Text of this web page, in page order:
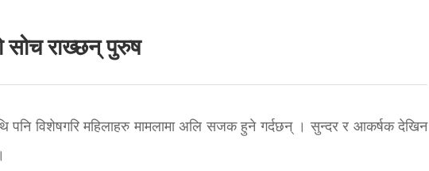
सोच राख्छन् पुरुष
पनि विशेषगरि महिलाहरु मामलामा अलि सजक हुने गर्दछन् । सुन्दर र आकर्षक देखिन